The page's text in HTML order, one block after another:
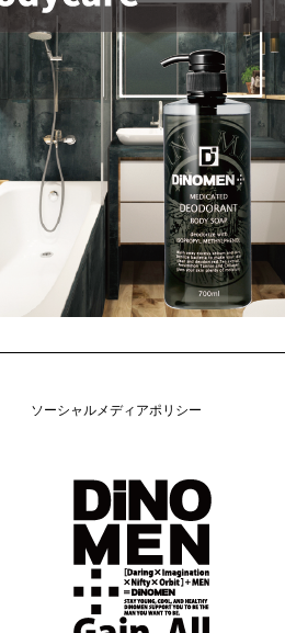
ソーシャルメディアポリシー